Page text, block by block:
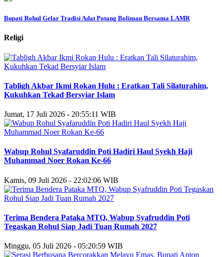
Bupati Rohul Gelar Tradisi Adat Potang Bolimau Bersama LAMR
Religi
Tabligh Akbar Ikmi Rokan Hulu : Eratkan Tali Silaturahim,
Kukuhkan Tekad Bersyiar Islam
Jumat, 17 Juli 2026 - 20:55:11 WIB
Wabup Rohul Syafaruddin Poti Hadiri Haul Syekh Haji
Muhammad Noer Rokan Ke-66
Kamis, 09 Juli 2026 - 22:02:06 WIB
Terima Bendera Pataka MTQ, Wabup Syafruddin Poti
Tegaskan Rohul Siap Jadi Tuan Rumah 2027
Minggu, 05 Juli 2026 - 05:20:59 WIB